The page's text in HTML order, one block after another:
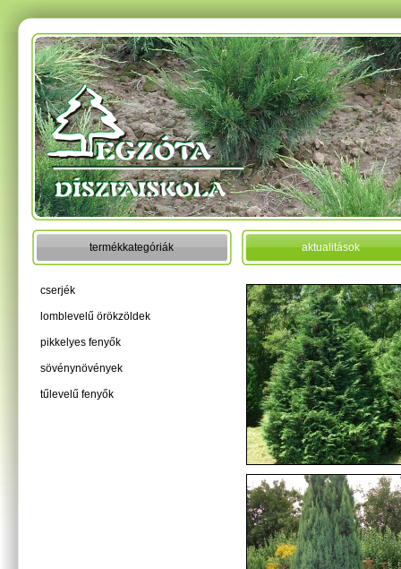
termékkategóriák
cserjék
lomblevelű örökzöldek
pikkelyes fenyők
sövénynövények
tűlevelű fenyők
aktualitások